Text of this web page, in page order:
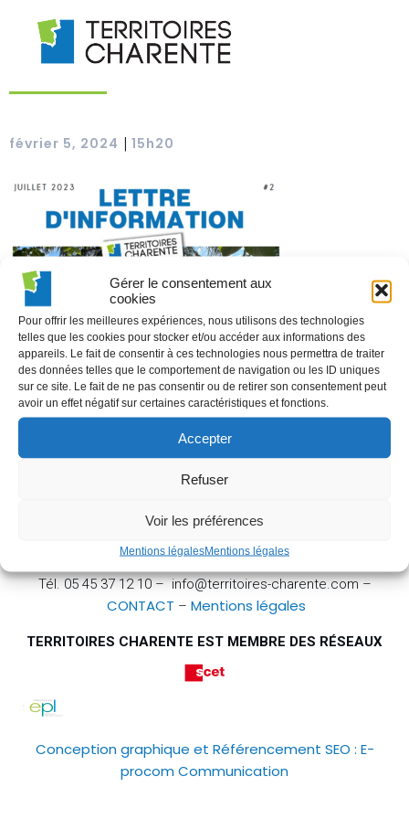
Gérer le consentement aux
cookies
Pour offrir les meilleures expériences, nous utilisons des technologies
telles que les cookies pour stocker et/ou accéder aux informations des
appareils. Le fait de consentir à ces technologies nous permettra de traiter
des données telles que le comportement de navigation ou les ID uniques
sur ce site. Le fait de ne pas consentir ou de retirer son consentement peut
avoir un effet négatif sur certaines caractéristiques et fonctions.
Accepter
Refuser
Voir les préférences
Mentions légalesMentions légales
février 5, 2024 | 15h20
ANGOULÊME
Tél. 05 45 37 12 10 – info@territoires-charente.com –
CONTACT – Mentions légales
TERRITOIRES CHARENTE EST MEMBRE DES RÉSEAUX
Conception graphique et Référencement SEO : E-
procom Communication